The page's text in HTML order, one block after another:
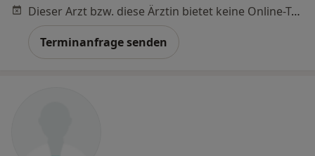
Dieser Arzt bzw. diese Ärztin bietet keine Online-Terminbuchung an diesem Standort an.
Terminanfrage senden